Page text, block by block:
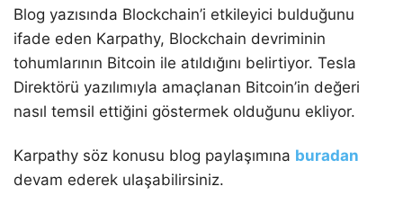
Blog yazısında Blockchain’i etkileyici bulduğunu
ifade eden Karpathy, Blockchain devriminin
tohumlarının Bitcoin ile atıldığını belirtiyor. Tesla
Direktörü yazılımıyla amaçlanan Bitcoin’in değeri
nasıl temsil ettiğini göstermek olduğunu ekliyor.
Karpathy söz konusu blog paylaşımına buradan
devam ederek ulaşabilirsiniz.